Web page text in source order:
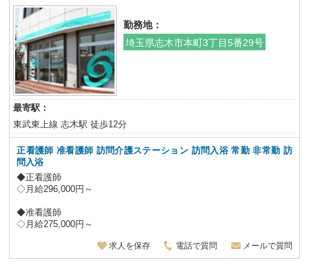
勤務地：
埼玉県志木市本町3丁目5番29号
最寄駅：
東武東上線 志木駅 徒歩12分
正看護師 准看護師 訪問介護ステーション 訪問入浴 常勤 非常勤 訪
問入浴
◆正看護師
◇月給296,000円～
◆准看護師
◇月給275,000円～
求人を保存 電話で質問 メールで質問